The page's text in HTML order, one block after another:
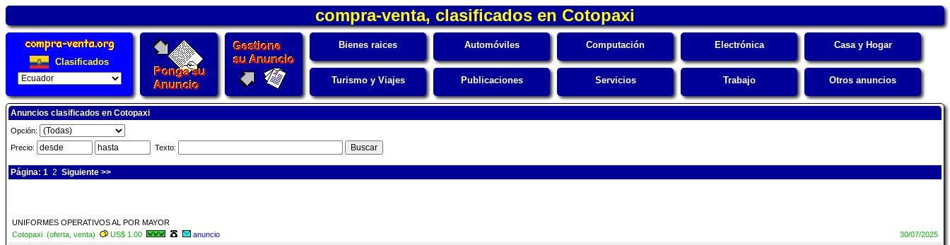
compra-venta, clasificados en Cotopaxi
Clasificados
Bienes raices Automóviles Computación Electrónica Casa y Hogar
Turismo y Viajes Publicaciones Servicios Trabajo Otros anuncios
Anuncios clasificados en Cotopaxi
Opción:
Precio:
Texto:
Página: 1 2 Siguiente >>
UNIFORMES OPERATIVOS AL POR MAYOR
Cotopaxi (oferta, venta)
US$ 1.00 anuncio
30/07/2025